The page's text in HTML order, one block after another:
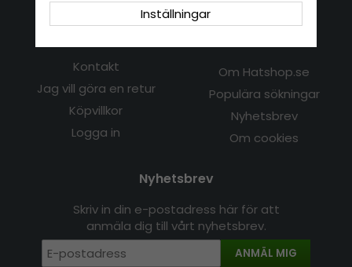
Kontakt
Jag vill göra en retur
Köpvillkor
Logga in
Om Hatshop.se
Populära sökningar
Nyhetsbrev
Om cookies
Nyhetsbrev
Skriv in din e-postadress här för att
anmäla dig till vårt nyhetsbrev.
ANMÄL MIG
Inställningar